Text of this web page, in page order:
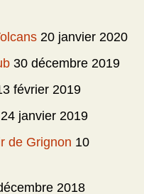
20 janvier 2020
30 décembre 2019
février 2019
24 janvier 2019
de Grignon 10
2018